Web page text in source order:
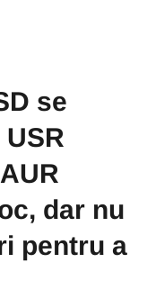
se
dar nu
pentru a